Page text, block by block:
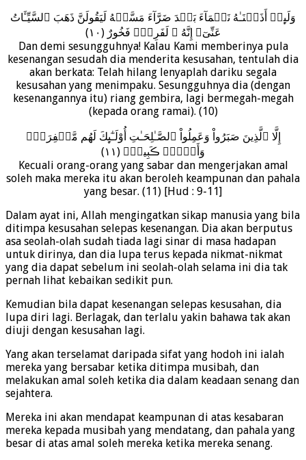
وَلَٮِٕنۡ أَذَقۡنَـٰهُ نَعۡمَآءَ بَعۡدَ ضَرَّآءَ مَسَّتۡهُ لَيَقُولَنَّ ذَهَبَ ٱلسَّيِّـَٔاتُ
عَنِّىٓ‌ۚ إِنَّهُ ۥ لَفَرِحٌ۬ فَخُورٌ (١٠)
Dan demi sesungguhnya! Kalau Kami memberinya pula
kesenangan sesudah dia menderita kesusahan, tentulah dia
akan berkata: Telah hilang lenyaplah dariku segala
kesusahan yang menimpaku. Sesungguhnya dia (dengan
kesenangannya itu) riang gembira, lagi bermegah-megah
(kepada orang ramai). (10)
إِلَّا ٱلَّذِينَ صَبَرُواْ وَعَمِلُواْ ٱلصَّـٰلِحَـٰتِ أُوْلَـٰٓٮِٕكَ لَهُم مَّغۡفِرَةٌ۬
وَأَجۡرٌ۬ ڪَبِيرٌ۬ (١١)
Kecuali orang-orang yang sabar dan mengerjakan amal
soleh maka mereka itu akan beroleh keampunan dan pahala
yang besar. (11) [Hud : 9-11]
Dalam ayat ini, Allah mengingatkan sikap manusia yang bila
ditimpa kesusahan selepas kesenangan. Dia akan berputus
asa seolah-olah sudah tiada lagi sinar di masa hadapan
untuk dirinya, dan dia lupa terus kepada nikmat-nikmat
yang dia dapat sebelum ini seolah-olah selama ini dia tak
pernah lihat kebaikan sedikit pun.
Kemudian bila dapat kesenangan selepas kesusahan, dia
lupa diri lagi. Berlagak, dan terlalu yakin bahawa tak akan
diuji dengan kesusahan lagi.
Yang akan terselamat daripada sifat yang hodoh ini ialah
mereka yang bersabar ketika ditimpa musibah, dan
melakukan amal soleh ketika dia dalam keadaan senang dan
sejahtera.
Mereka ini akan mendapat keampunan di atas kesabaran
mereka kepada musibah yang mendatang, dan pahala yang
besar di atas amal soleh mereka ketika mereka senang.